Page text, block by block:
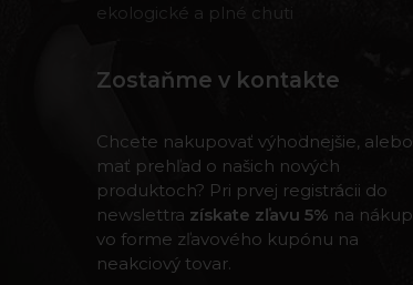
ekologické a plné chuti
Zostaňme v kontakte
Chcete nakupovať výhodnejšie, alebo
mať prehľad o našich nových
produktoch? Pri prvej registrácii do
newslettra získate zľavu 5% na nákup
vo forme zľavového kupónu na
neakciový tovar.